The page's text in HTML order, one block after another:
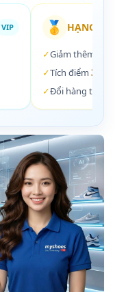
VIP 🥇 HẠNG
✓Giảm thêm
✓Tích điểm 3%
✓Đổi hàng trong